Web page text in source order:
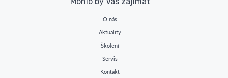
O nás
Aktuality
Školení
Servis
Kontakt